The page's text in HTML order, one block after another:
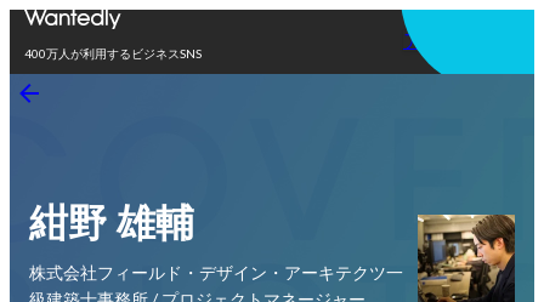
400万人が利用するビジネスSNS
アプリを使う
紺野 雄輔
株式会社フィールド・デザイン・アーキテクツ一